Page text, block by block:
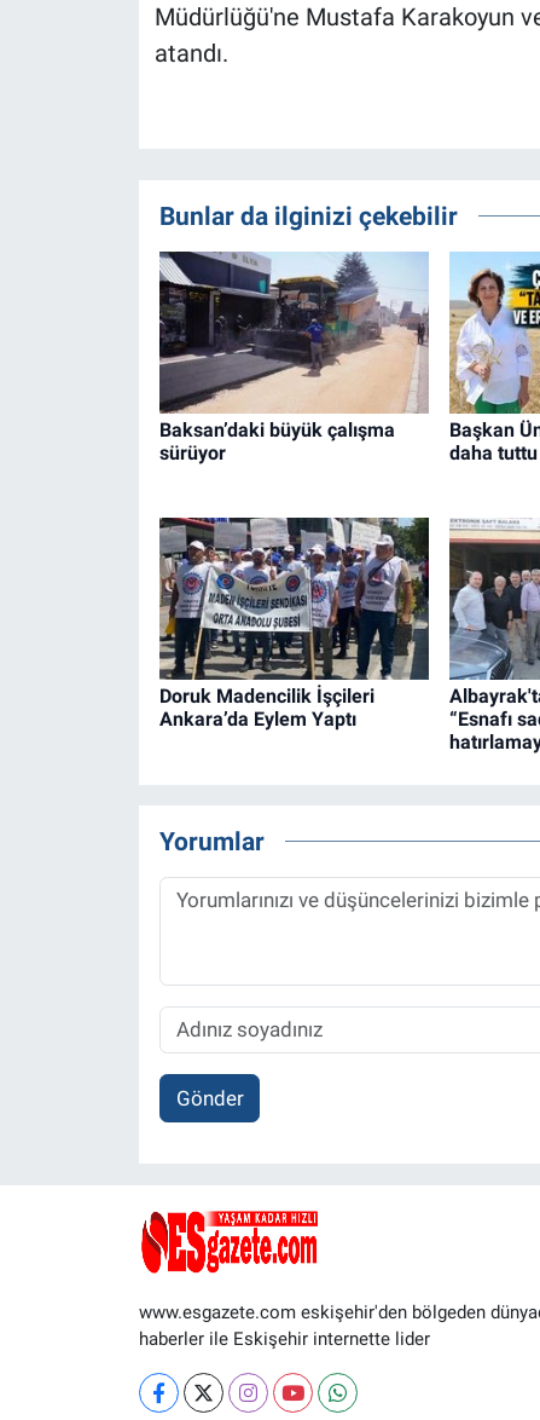
Müdürlüğü'ne Mustafa Karakoyun
atandı.
Bunlar da ilginizi çekebilir
Baksan’daki büyük çalışma
sürüyor
Başkan
daha tuttu
Doruk Madencilik İşçileri
Ankara’da Eylem Yaptı
“Esnafı
Yorumlar
Gönder
www.esgazete.com eskişehir'den bölgeden
haberler ile Eskişehir internette lider